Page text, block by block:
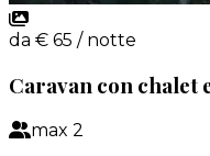
da € 65 / notte
Caravan con chalet
max 2